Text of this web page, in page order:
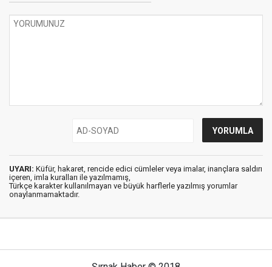
UYARI: Küfür, hakaret, rencide edici cümleler veya imalar, inançlara saldırı
içeren, imla kuralları ile yazılmamış,
Türkçe karakter kullanılmayan ve büyük harflerle yazılmış yorumlar
onaylanmamaktadır.